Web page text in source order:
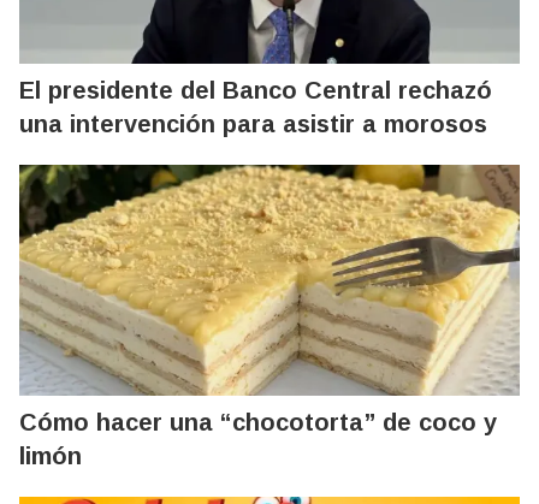
El presidente del Banco Central rechazó
una intervención para asistir a morosos
Cómo hacer una “chocotorta” de coco y
limón